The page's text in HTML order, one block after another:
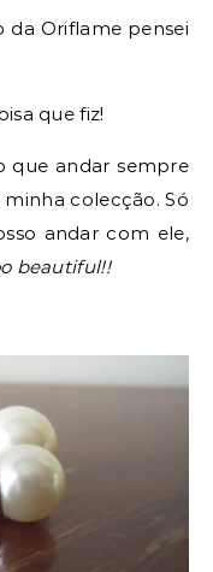
que fiz!
que andar sempre
colecção. Só
andar com ele,
beautiful!!